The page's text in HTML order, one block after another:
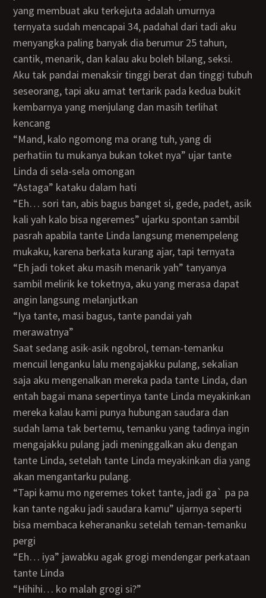
yang membuat aku terkejuta adalah umurnya
ternyata sudah mencapai 34, padahal dari tadi aku
menyangka paling banyak dia berumur 25 tahun,
cantik, menarik, dan kalau aku boleh bilang, seksi.
Aku tak pandai menaksir tinggi berat dan tinggi tubuh
seseorang, tapi aku amat tertarik pada kedua bukit
kembarnya yang menjulang dan masih terlihat
kencang
“Mand, kalo ngomong ma orang tuh, yang di
perhatiin tu mukanya bukan toket nya” ujar tante
Linda di sela-sela omongan
“Astaga” kataku dalam hati
“Eh… sori tan, abis bagus banget si, gede, padet, asik
kali yah kalo bisa ngeremes” ujarku spontan sambil
pasrah apabila tante Linda langsung menempeleng
mukaku, karena berkata kurang ajar, tapi ternyata
“Eh jadi toket aku masih menarik yah” tanyanya
sambil melirik ke toketnya, aku yang merasa dapat
angin langsung melanjutkan
“Iya tante, masi bagus, tante pandai yah
merawatnya”
Saat sedang asik-asik ngobrol, teman-temanku
mencuil lenganku lalu mengajakku pulang, sekalian
saja aku mengenalkan mereka pada tante Linda, dan
entah bagai mana sepertinya tante Linda meyakinkan
mereka kalau kami punya hubungan saudara dan
sudah lama tak bertemu, temanku yang tadinya ingin
mengajakku pulang jadi meninggalkan aku dengan
tante Linda, setelah tante Linda meyakinkan dia yang
akan mengantarku pulang.
“Tapi kamu mo ngeremes toket tante, jadi ga` pa pa
kan tante ngaku jadi saudara kamu” ujarnya seperti
bisa membaca keherananku setelah teman-temanku
pergi
“Eh… iya” jawabku agak grogi mendengar perkataan
tante Linda
“Hihihi… ko malah grogi si?”